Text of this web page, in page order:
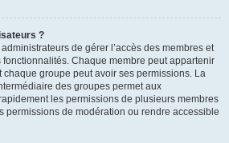
?
de gérer l’accès des membres et
fonctionnalités. Chaque membre peut appartenir
groupe peut avoir ses permissions. La
des groupes permet aux
les permissions de plusieurs membres
permissions de modération ou rendre accessible